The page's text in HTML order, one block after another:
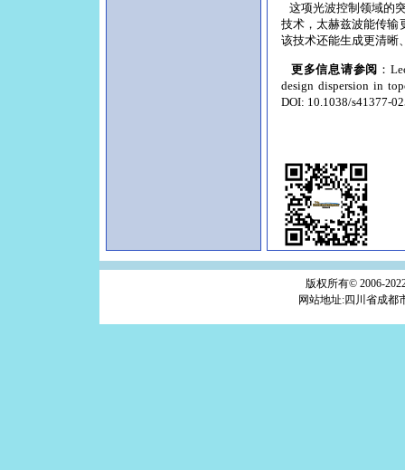
这项光波控制领域的
技术，太赫兹波能传输
该技术还能生成更清晰
更多信息请参阅 ：
design dispersion in
DOI: 10.1038/s41377-
版权所有© 2006-
网站地址:四川省成都